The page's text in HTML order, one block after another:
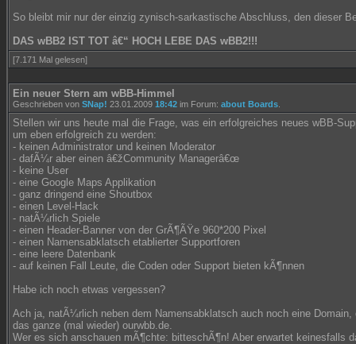
So bleibt mir nur der einzig zynisch-sarkastische Abschluss, den dieser
DAS wBB2 IST TOT â€“ HOCH LEBE DAS wBB2!!!
[7.171 Mal gelesen]
Ein neuer Stern am wBB-Himmel
Geschrieben von SNap! 23.01.2009 18:42 im Forum: about Boards
Stellen wir uns heute mal die Frage, was ein erfolgreiches neues wBB-
um eben erfolgreich zu werden:
- keinen Administrator und keinen Moderator
- dafÃ¼r aber einen â€žCommunity Managerâ€œ
- keine User
- eine Google Maps Applikation
- ganz dringend eine Shoutbox
- einen Level-Hack
- natÃ¼rlich Spiele
- einen Header-Banner von der GrÃ¶ÃŸe 960*200 Pixel
- einen Namensabklatsch etablierter Supportforen
- eine leere Datenbank
- auf keinen Fall Leute, die Coden oder Support bieten kÃ¶nnen
Habe ich noch etwas vergessen?
Ach ja, natÃ¼rlich neben dem Namensabklatsch auch noch eine
das ganze (mal wieder) ourwbb.de.
Wer es sich anschauen mÃ¶chte: bitteschÃ¶n! Aber erwartet keinesfalls